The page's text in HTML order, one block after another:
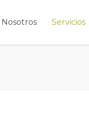
Nosotros Servicios